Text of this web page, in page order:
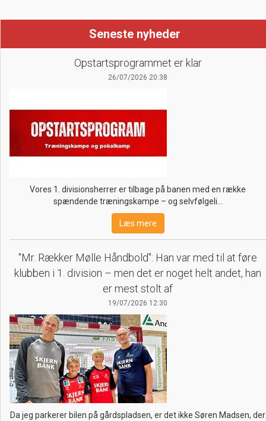
Seneste nyheder
Opstartsprogrammet er klar
26/07/2026 20:38
Vores 1. divisionsherrer er tilbage på banen med en række
spændende træningskampe – og selvfølgeli…
Læs mere
"Mr. Rækker Mølle Håndbold": Han var med til at føre
klubben i 1. division – men det er noget helt andet, han
er mest stolt af
19/07/2026 12:30
Da jeg parkerer bilen på gårdspladsen, er det ikke Søren Madsen, der